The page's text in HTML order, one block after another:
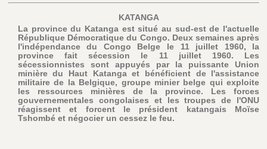
KATANGA
La province du Katanga est situé au sud-est de l'actuelle
République Démocratique du Congo. Deux semaines après
l'indépendance du Congo Belge le 11 juillet 1960, la
province fait sécession le 11 juillet 1960. Les
sécessionnistes sont appuyés par la puissante Union
minière du Haut Katanga et bénéficient de l'assistance
militaire de la Belgique, groupe minier belge qui exploite
les ressources minières de la province. Les forces
gouvernementales congolaises et les troupes de l'ONU
réagissent et forcent le président katangais Moïse
Tshombé et négocier un cessez le feu.